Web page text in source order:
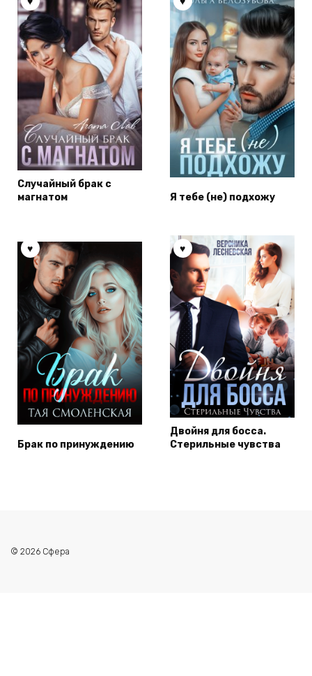
Случайный брак с
магнатом
Я тебе (не) подхожу
Брак по принуждению
Двойня для босса.
Стерильные чувства
© 2026 Сфера